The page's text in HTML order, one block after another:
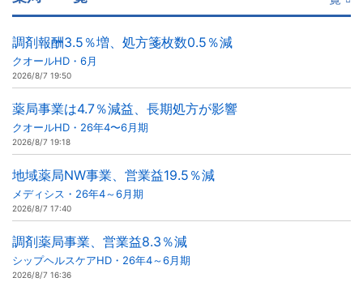
調剤報酬3.5％増、処方箋枚数0.5％減
クオールHD・6月
2026/8/7 19:50
薬局事業は4.7％減益、長期処方が影響
クオールHD・26年4〜6月期
2026/8/7 19:18
地域薬局NW事業、営業益19.5％減
メディシス・26年4～6月期
2026/8/7 17:40
調剤薬局事業、営業益8.3％減
シップヘルスケアHD・26年4～6月期
2026/8/7 16:36